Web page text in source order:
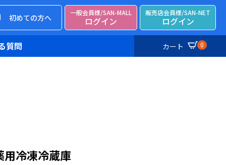
初めての方へ
一般会員様/SAN-MALL
ログイン
販売店会員様/SAN-NET
ログイン
カート 0
質問
用冷凍冷蔵庫